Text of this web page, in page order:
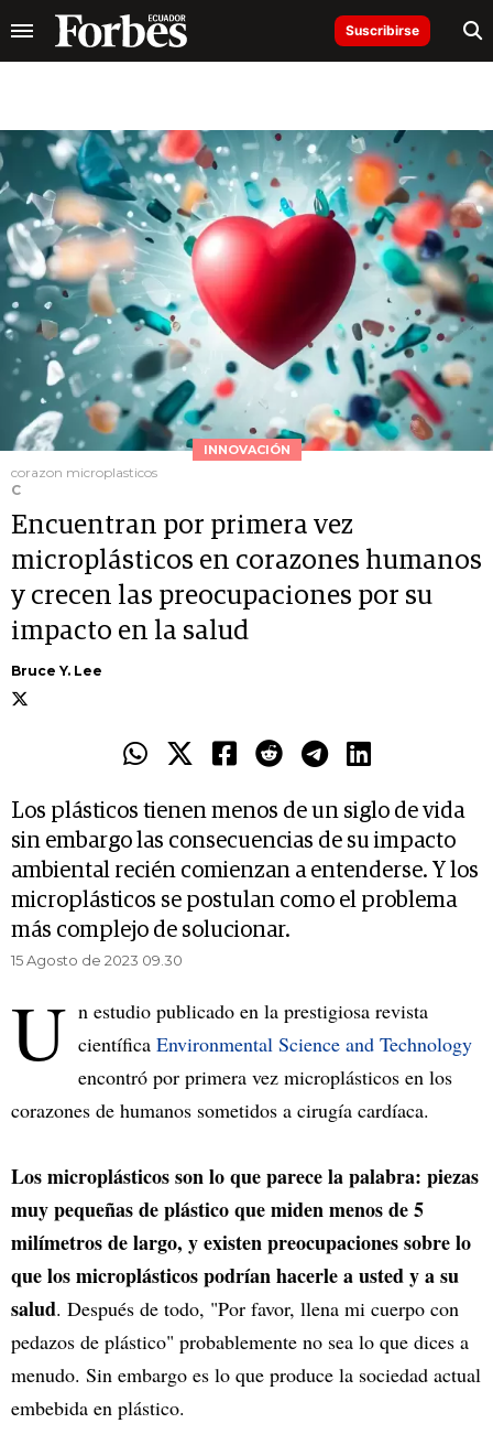
Suscribirse
INNOVACIÓN
corazon microplasticos
C
Encuentran por primera vez
microplásticos en corazones humanos
y crecen las preocupaciones por su
impacto en la salud
Bruce Y. Lee
Los plásticos tienen menos de un siglo de vida
sin embargo las consecuencias de su impacto
ambiental recién comienzan a entenderse. Y los
microplásticos se postulan como el problema
más complejo de solucionar.
15 Agosto de 2023 09.30
U n estudio publicado en la prestigiosa revista
científica Environmental Science and Technology
encontró por primera vez microplásticos en los
corazones de humanos sometidos a cirugía cardíaca.
Los microplásticos son lo que parece la palabra: piezas
muy pequeñas de plástico que miden menos de 5
milímetros de largo, y existen preocupaciones sobre lo
que los microplásticos podrían hacerle a usted y a su
salud. Después de todo, "Por favor, llena mi cuerpo con
pedazos de plástico" probablemente no sea lo que dices a
menudo. Sin embargo es lo que produce la sociedad actual
embebida en plástico.